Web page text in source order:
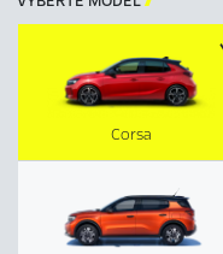
Corsa